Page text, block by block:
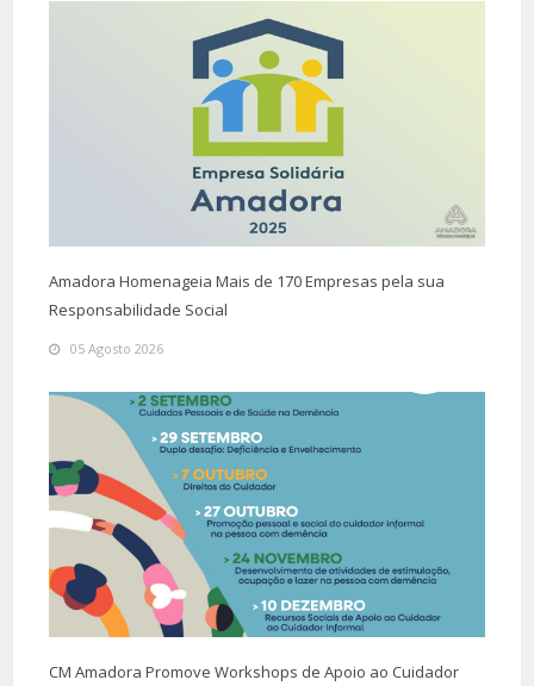
Amadora Homenageia Mais de 170 Empresas pela sua
Responsabilidade Social
05 Agosto 2026
CM Amadora Promove Workshops de Apoio ao Cuidador